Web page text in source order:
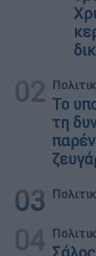
02 Το
τη
03
04